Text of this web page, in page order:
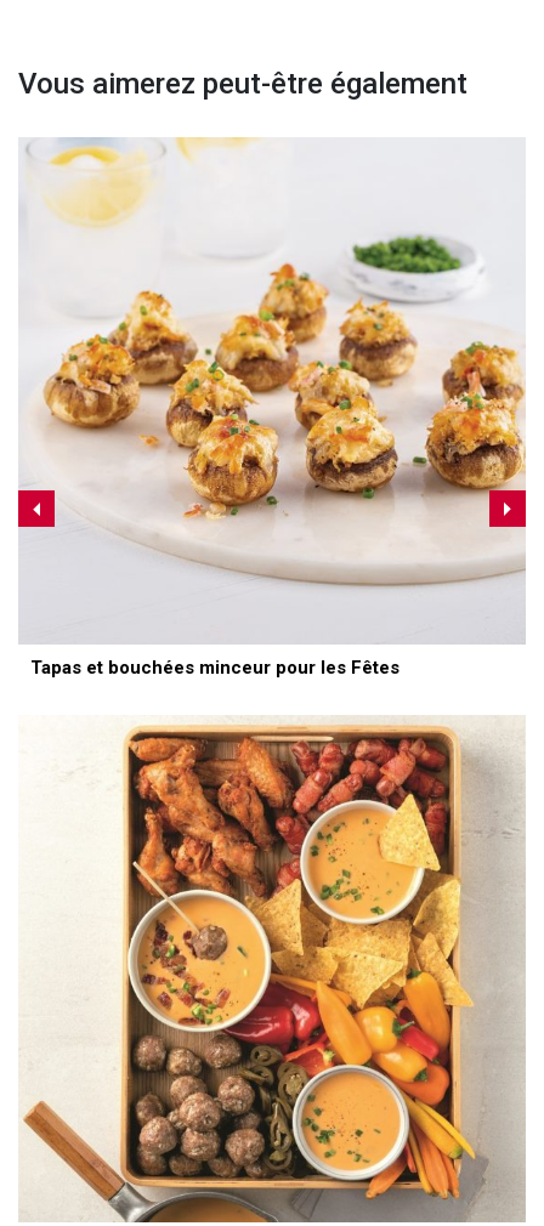
Vous aimerez peut-être également
Tapas et bouchées minceur pour les Fêtes